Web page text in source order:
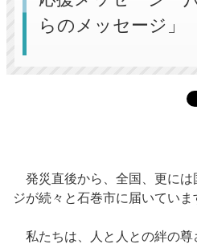
らのメッセージ」
発災直後から、全国、更には
ジが続々と石巻市に届いていま
私たちは、人と人との絆の尊